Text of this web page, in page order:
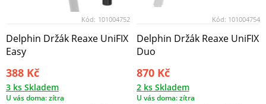
Kód: 101004752
Delphin Držák Reaxe UniFIX
Easy
388 Kč
3 ks Skladem
U vás doma: zítra
Kód: 101004754
Delphin Držák Reaxe UniFIX
Duo
870 Kč
2 ks Skladem
U vás doma: zítra